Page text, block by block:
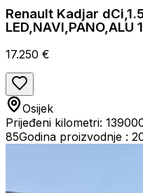
Renault Kadjar
LED,NAVI,PANO,ALU
17.250 €
Osijek
Prijeđeni kilometri:
85Godina proizvodnje :